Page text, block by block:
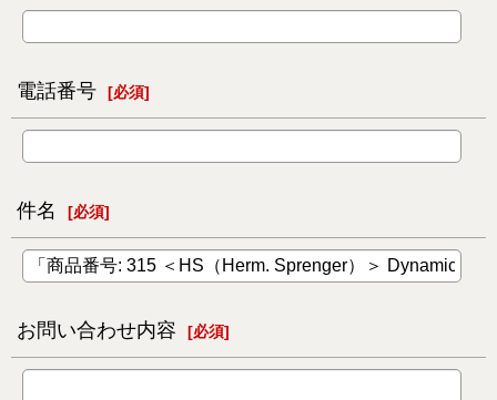
電話番号 [必須]
件名 [必須]
お問い合わせ内容 [必須]